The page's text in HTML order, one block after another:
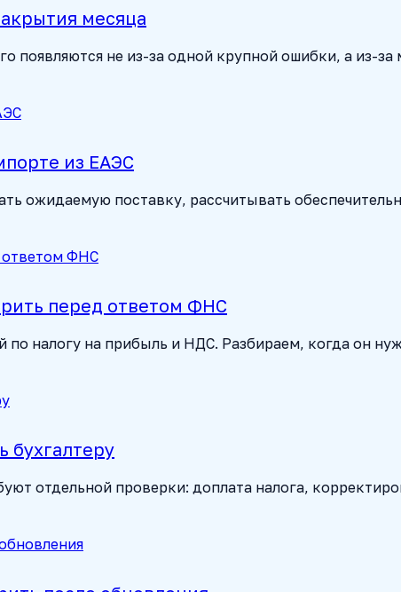
месяца
не из-за одной крупной ошибки, а из-за
из ЕАЭС
ожидаемую поставку, рассчитывать
перед ответом ФНС
налогу на прибыль и НДС. Разбираем, когда он
бухгалтеру
отдельной проверки: доплата налога,